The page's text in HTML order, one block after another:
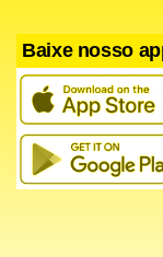
de Valores de São
capitalização
A bolsa, assim
empresas com
primas e, em
Baixe nosso